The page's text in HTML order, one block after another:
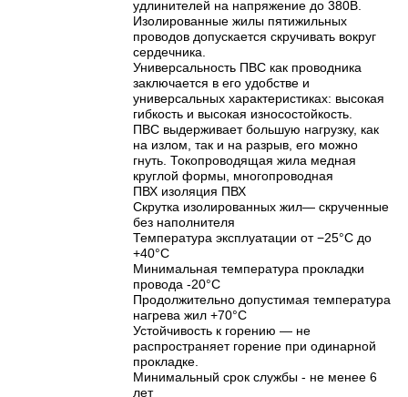
удлинителей на напряжение до 380В.
Изолированные жилы пятижильных
проводов допускается скручивать вокруг
сердечника.
Универсальность ПВС как проводника
заключается в его удобстве и
универсальных характеристиках: высокая
гибкость и высокая износостойкость.
ПВС выдерживает большую нагрузку, как
на излом, так и на разрыв, его можно
гнуть. Токопроводящая жила медная
круглой формы, многопроводная
ПВХ изоляция ПВХ
Скрутка изолированных жил— скрученные
без наполнителя
Температура эксплуатации от −25°C до
+40°C
Минимальная температура прокладки
провода -20°C
Продолжительно допустимая температура
нагрева жил +70°C
Устойчивость к горению — не
распространяет горение при одинарной
прокладке.
Минимальный срок службы - не менее 6
лет